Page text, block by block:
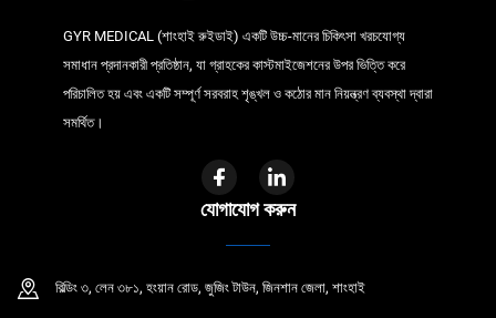
GYR MEDICAL (শাংহাই রুইডাই) একটি উচ্চ-মানের চিকিৎসা খরচযোগ্য
সমাধান প্রদানকারী প্রতিষ্ঠান, যা গ্রাহকের কাস্টমাইজেশনের উপর ভিত্তি করে
পরিচালিত হয় এবং একটি সম্পূর্ণ সরবরাহ শৃঙ্খল ও কঠোর মান নিয়ন্ত্রণ ব্যবস্থা দ্বারা
সমর্থিত।
যোগাযোগ করুন
বিল্ডিং ৩, লেন ৩৮১, হংয়ান রোড, জুজিং টাউন, জিনশান জেলা, শাংহাই